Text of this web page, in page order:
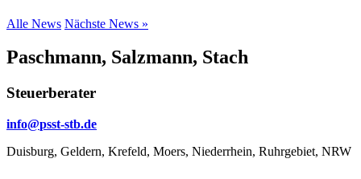
Alle News Nächste News »
Paschmann, Salzmann, Stach
Steuerberater
info@psst-stb.de
Duisburg, Geldern, Krefeld, Moers, Niederrhein, Ruhrgebiet, NRW